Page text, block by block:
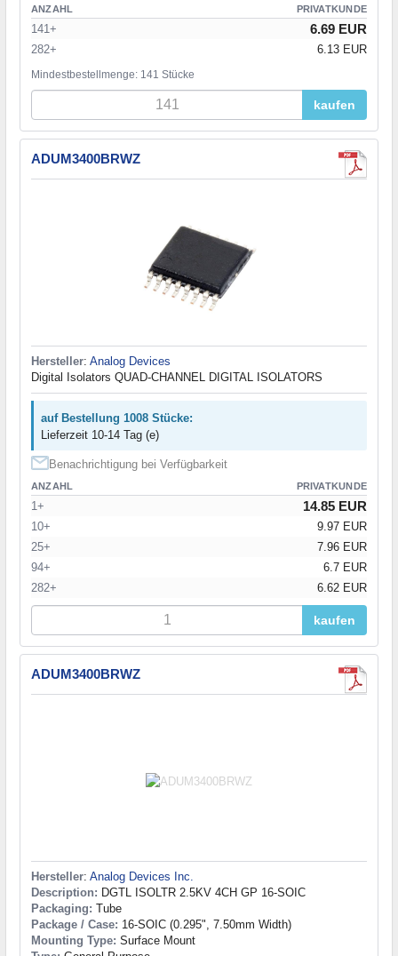
ANZAHL PRIVATKUNDE
141+ 6.69 EUR
282+ 6.13 EUR
Mindestbestellmenge: 141 Stücke
kaufen
ADUM3400BRWZ
Hersteller: Analog Devices
Digital Isolators QUAD-CHANNEL DIGITAL ISOLATORS
auf Bestellung 1008 Stücke:
Lieferzeit 10-14 Tag (e)
Benachrichtigung bei Verfügbarkeit
ANZAHL PRIVATKUNDE
1+ 14.85 EUR
10+
9.97 EUR
25+
7.96 EUR
94+
6.7 EUR
282+
6.62 EUR
kaufen
ADUM3400BRWZ
Hersteller: Analog Devices Inc.
Description: DGTL ISOLTR 2.5KV 4CH GP 16-SOIC
Packaging: Tube
Package / Case: 16-SOIC (0.295", 7.50mm Width)
Mounting Type: Surface Mount